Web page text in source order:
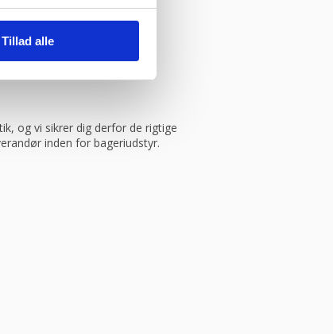
Tillad alle
og vi sikrer dig derfor de rigtige
inden for bageriudstyr.